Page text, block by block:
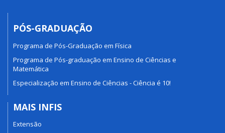
PÓS-GRADUAÇÃO
Programa de Pós-Graduação em Física
Programa de Pós-graduação em Ensino de Ciências e
Matemática
Especialização em Ensino de Ciências - Ciência é 10!
MAIS INFIS
Extensão